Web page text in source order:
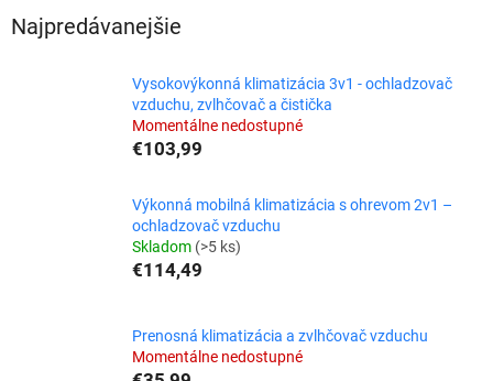
Najpredávanejšie
Vysokovýkonná klimatizácia 3v1 - ochladzovač
vzduchu, zvlhčovač a čistička
Momentálne nedostupné
€103,99
Výkonná mobilná klimatizácia s ohrevom 2v1 –
ochladzovač vzduchu
Skladom (>5 ks)
€114,49
Prenosná klimatizácia a zvlhčovač vzduchu
Momentálne nedostupné